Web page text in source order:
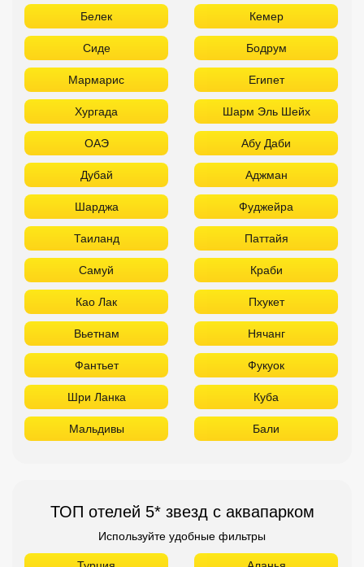
Белек Кемер
Сиде Бодрум
Мармарис Египет
Хургада Шарм Эль Шейх
ОАЭ Абу Даби
Дубай Аджман
Шарджа Фуджейра
Таиланд Паттайя
Самуй Краби
Као Лак Пхукет
Вьетнам Нячанг
Фантьет Фукуок
Шри Ланка Куба
Мальдивы Бали
ТОП отелей 5* звезд с аквапарком
Используйте удобные фильтры